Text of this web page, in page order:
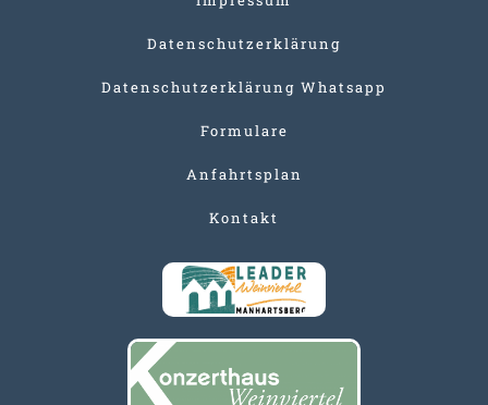
Datenschutzerklärung
Datenschutzerklärung Whatsapp
Formulare
Anfahrtsplan
Kontakt